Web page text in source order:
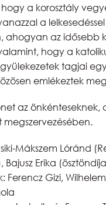
a korosztály
a
ahogyan az idősebb
hogy a
tagjai
emlékeztek
az önkénteseknek,
megszervezésében.
Mákszem Lóránd
Bajusz Erika
Ferencz Gizi,